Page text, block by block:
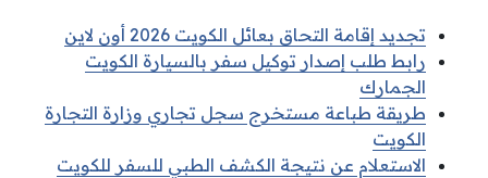
تجديد إقامة التحاق بعائل الكويت 2026 أون لاين
رابط طلب إصدار توكيل سفر بالسيارة الكويت
الجمارك
طريقة طباعة مستخرج سجل تجاري وزارة التجارة
الكويت
الاستعلام عن نتيجة الكشف الطبي للسفر للكويت